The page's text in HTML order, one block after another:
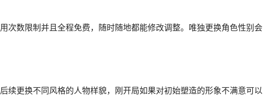
次数限制并且全程免费，随时随地都能修改调整。唯独更换角色性别会
续更换不同风格的人物样貌，刚开局如果对初始塑造的形象不满意可以